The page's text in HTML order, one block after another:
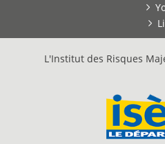
L'Institut des Risques